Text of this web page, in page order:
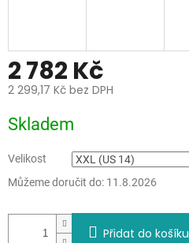
2 782 Kč
2 299,17 Kč bez DPH
cena:
Skladem
Velikost
Můžeme doručit do: 11.8.2026
Přidat do košíku